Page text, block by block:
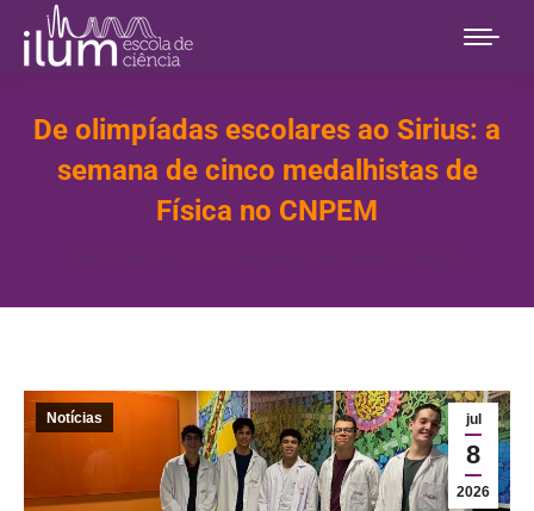
De olimpíadas escolares ao Sirius: a
semana de cinco medalhistas de
Física no CNPEM
jul
8
2026
Notícias